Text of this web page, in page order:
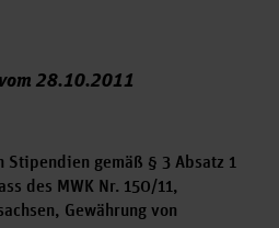
28.10.2011
Stipendien gemäß § 3 Absatz 1
des MWK Nr. 150/11,
Gewährung von